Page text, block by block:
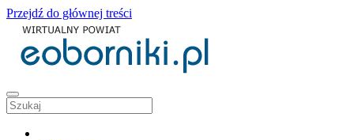
Przejdź do głównej treści